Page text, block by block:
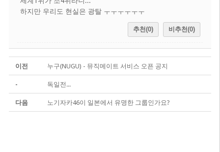
하지만 우리도 현실은 광탈 ㅜㅜㅜㅜㅜㅜ
추천(0) 비추천(0)
이전 누구(NUGU) - 뮤직메이트 서비스 오픈 공지
- 독일전...
다음 노기자카46이 일본에서 유명한 그룹인가요?